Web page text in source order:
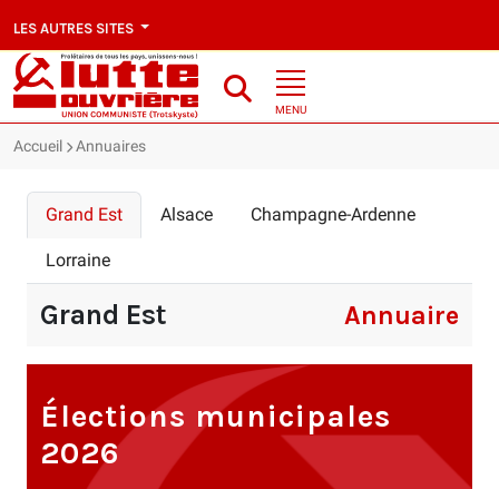
LES AUTRES SITES
MENU
Accueil Annuaires
Grand Est Alsace Champagne-Ardenne
Lorraine
Grand Est Annuaire
Élections municipales
2026